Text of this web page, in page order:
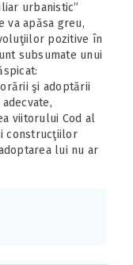
urbanistic”
va apăsa greu,
pozitive în
subsumate unui
şi adoptării
viitorului Cod al
construcţiilor
lui nu ar